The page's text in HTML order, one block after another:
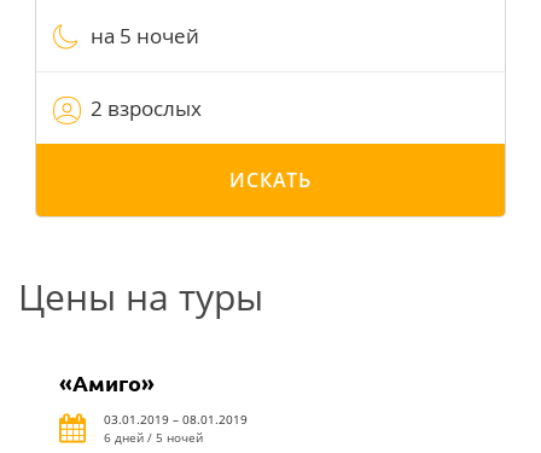
на 5 ночей
2 взрослых
ИСКАТЬ
Цены на туры
«Амиго»
03.01.2019 – 08.01.2019
6 дней / 5 ночей